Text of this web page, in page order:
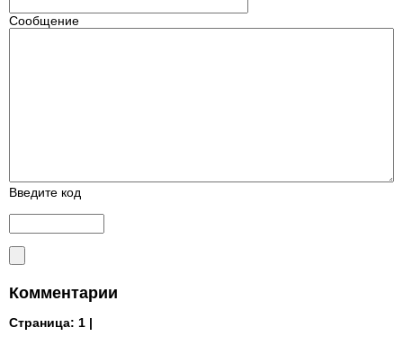
Сообщение
Введите код
Комментарии
Страница: 1 |